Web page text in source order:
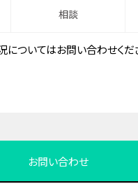
相談
ついてはお問い合わせくだ
お問い合わせ